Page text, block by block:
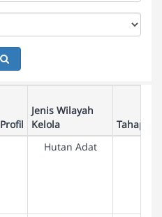
Profil
Jenis Wilayah
Kelola
Tahapan
Hutan Adat